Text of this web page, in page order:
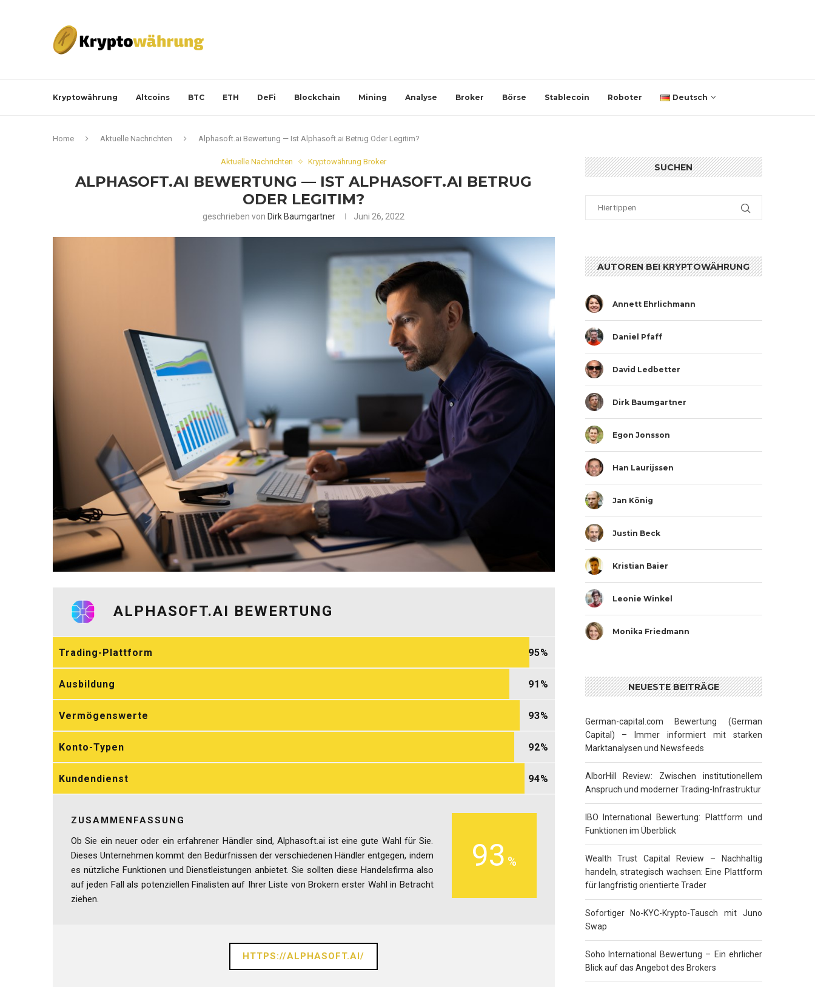
Kryptowährung Altcoins BTC ETH DeFi Blockchain Mining Analyse Broker Börse Stablecoin Roboter Deutsch
Home Aktuelle Nachrichten Alphasoft.ai Bewertung — Ist Alphasoft.ai Betrug Oder Legitim?
Aktuelle Nachrichten Kryptowährung Broker
ALPHASOFT.AI BEWERTUNG — IST ALPHASOFT.AI BETRUG
ODER LEGITIM?
geschrieben von Dirk Baumgartner Juni 26, 2022
ALPHASOFT.AI BEWERTUNG
Trading-Plattform 95
Ausbildung 91
Vermögenswerte 93
Konto-Typen 92
Kundendienst 94
93
ZUSAMMENFASSUNG
Ob Sie ein neuer oder ein erfahrener Händler sind, Alphasoft.ai ist eine gute Wahl für Sie.
Dieses Unternehmen kommt den Bedürfnissen der verschiedenen Händler entgegen, indem
es nützliche Funktionen und Dienstleistungen anbietet. Sie sollten diese Handelsfirma also
auf jeden Fall als potenziellen Finalisten auf Ihrer Liste von Brokern erster Wahl in Betracht
ziehen.
HTTPS://ALPHASOFT.AI/
SUCHEN
AUTOREN BEI KRYPTOWÄHRUNG
Annett Ehrlichmann
Daniel Pfaff
David Ledbetter
Dirk Baumgartner
Egon Jonsson
Han Laurijssen
Jan König
Justin Beck
Kristian Baier
Leonie Winkel
Monika Friedmann
NEUESTE BEITRÄGE
German-capital.com Bewertung (German
Capital) – Immer informiert mit starken
Marktanalysen und Newsfeeds
AlborHill Review: Zwischen institutionellem
Anspruch und moderner Trading-Infrastruktur
IBO International Bewertung: Plattform und
Funktionen im Überblick
Wealth Trust Capital Review – Nachhaltig
handeln, strategisch wachsen: Eine Plattform
für langfristig orientierte Trader
Sofortiger No-KYC-Krypto-Tausch mit Juno
Swap
Soho International Bewertung – Ein ehrlicher
Blick auf das Angebot des Brokers